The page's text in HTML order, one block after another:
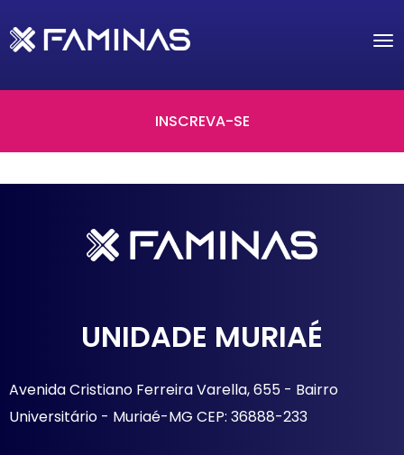
INSCREVA-SE
UNIDADE MURIAÉ
Avenida Cristiano Ferreira Varella, 655 - Bairro
Universitário - Muriaé-MG CEP: 36888-233